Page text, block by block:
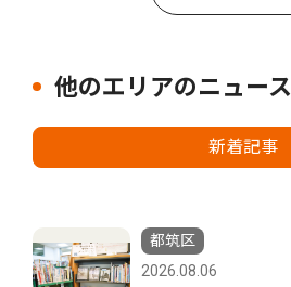
他のエリアのニュース
新着記事
都筑区
2026.08.06